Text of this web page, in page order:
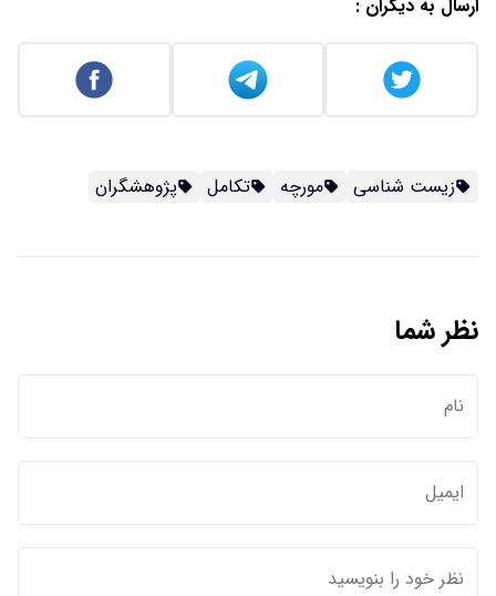
ارسال به دیگران :
زیست شناسی مورچه تکامل پژوهشگران
نظر شما